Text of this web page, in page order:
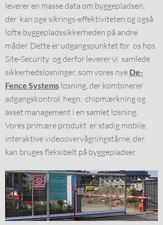
leverer en masse data om byggepladsen,
der kan øge sikrings-effektiviteten og også
løfte byggepladssikkerheden på andre
måder. Dette er udgangspunktet for os hos
Site-Security og derfor leverer vi samlede
sikkerhedsløsninger, som vores nye De-
Fence Systems løsning, der kombinerer
adgangskontrol, hegn, chipmærkning og
asset management i en samlet løsning.
Vores primære produkt er stadig mobile,
interaktive videoovervågningstårne, der
kan bruges fleksibelt på byggepladser.